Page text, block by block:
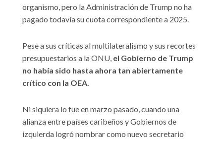
organismo, pero la Administración de Trump no ha
pagado todavía su cuota correspondiente a 2025.
Pese a sus críticas al multilateralismo y sus recortes
presupuestarios a la ONU, el Gobierno de Trump
no había sido hasta ahora tan abiertamente
crítico con la OEA.
Ni siquiera lo fue en marzo pasado, cuando una
alianza entre países caribeños y Gobiernos de
izquierda logró nombrar como nuevo secretario